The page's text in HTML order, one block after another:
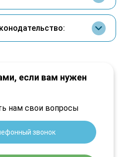
если вам нужен
нам свои вопросы
звонок